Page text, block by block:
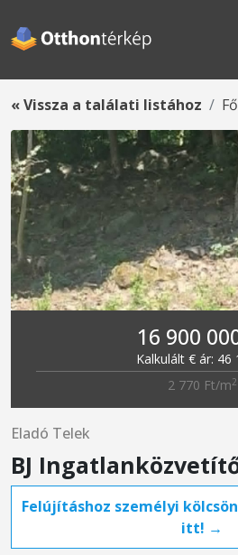
« Vissza a találati listához
16 900
Kalkulált € ár: 46
2 770 Ft/m2
Eladó Telek
BJ
Felújításhoz személyi
itt! →